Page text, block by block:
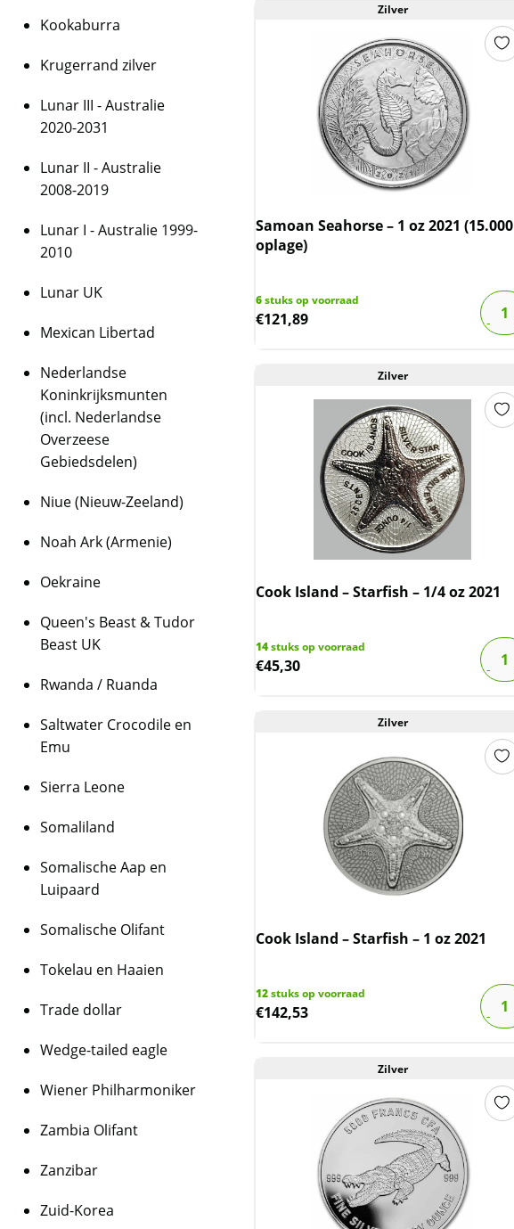
Zilver
Samoan Seahorse – 1 oz 2021 (15.000
oplage)
6stuks op voorraad
€121,89
Zilver
Cook Island – Starfish – 1/4 oz 2021
14stuks op voorraad
€45,30
Zilver
Cook Island – Starfish – 1 oz 2021
12stuks op voorraad
€142,53
Zilver
Kookaburra
Krugerrand zilver
Lunar III - Australie
2020-2031
Lunar II - Australie
2008-2019
Lunar I - Australie 1999-
2010
Lunar UK
Mexican Libertad
Nederlandse
Koninkrijksmunten
(incl. Nederlandse
Overzeese
Gebiedsdelen)
Niue (Nieuw-Zeeland)
Noah Ark (Armenie)
Oekraine
Queen's Beast & Tudor
Beast UK
Rwanda / Ruanda
Saltwater Crocodile en
Emu
Sierra Leone
Somaliland
Somalische Aap en
Luipaard
Somalische Olifant
Tokelau en Haaien
Trade dollar
Wedge-tailed eagle
Wiener Philharmoniker
Zambia Olifant
Zanzibar
Zuid-Korea